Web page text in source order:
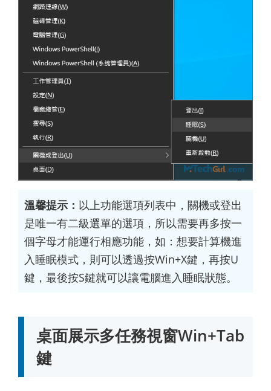
溫馨提示： 以上功能選項列表中，關機或登出
是唯一有二級選單的選項，所以需要再多按一
個字母才能運行相應功能，如：想要計算機進
入睡眠模式，則可以透過按Win+X鍵，再按U
鍵，最後按S鍵就可以讓電腦進入睡眠狀態。
桌面展示多任務視窗Win+Tab
鍵